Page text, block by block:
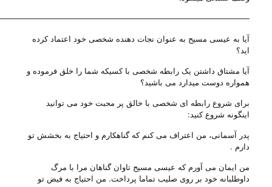
آیا به عیسی مسیح به عنوان نجات دهنده شخصی خود اعتماد کرده
اید؟
آیا مشتاق داشتن یک رابطه شخصی با کسیکه شما را خلق فرموده و
همواره دوست میدارد می باشید؟
برای شروع رابطه ای شخصی با خالق پر محبت خود می توانید
اینگونه شروع کنید:
پدر آسمانی، من اعتراف می کنم که گناهکارم و احتیاج به بخشش تو
دارم .
من ایمان می آورم که عیسی مسیح تاوان گناهان مرا با مرگ
داوطلبانه خود بر روی صلیب تماما پرداخت. من احتیاج به فیض تو